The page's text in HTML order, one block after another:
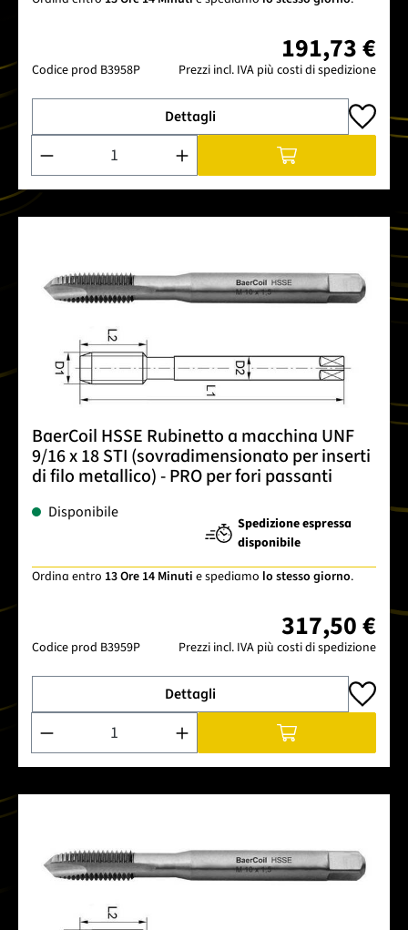
Codice prod B3958P
191,73 €
Prezzi incl. IVA più costi di spedizione
Dettagli
Quantità del prodotto: inserisci la quantità desiderata o
BaerCoil HSSE Rubinetto a macchina UNF
9/16 x 18 STI (sovradimensionato per inserti
di filo metallico) - PRO per fori passanti
Disponibile
Spedizione espressa
disponibile
Ordina entro 13 Ore 14 Minuti e spediamo lo stesso giorno.
Codice prod B3959P
317,50 €
Prezzi incl. IVA più costi di spedizione
Dettagli
Quantità del prodotto: inserisci la quantità desiderata o